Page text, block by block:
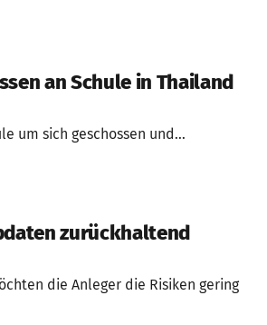
an Schule in Thailand
um sich geschossen und...
zurückhaltend
die Anleger die Risiken gering